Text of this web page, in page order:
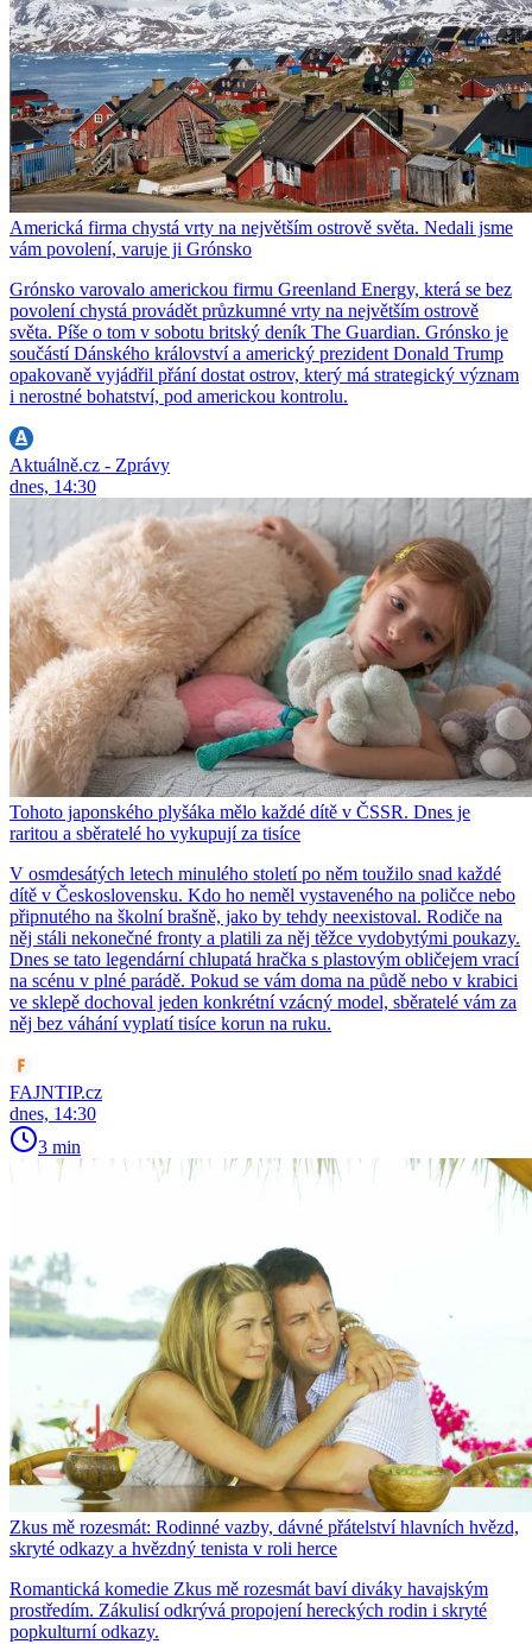
Americká firma chystá vrty na největším ostrově světa. Nedali jsme
vám povolení, varuje ji Grónsko
Grónsko varovalo americkou firmu Greenland Energy, která se bez
povolení chystá provádět průzkumné vrty na největším ostrově
světa. Píše o tom v sobotu britský deník The Guardian. Grónsko je
součástí Dánského království a americký prezident Donald Trump
opakovaně vyjádřil přání dostat ostrov, který má strategický význam
i nerostné bohatství, pod americkou kontrolu.
Aktuálně.cz - Zprávy
dnes, 14:30
Tohoto japonského plyšáka mělo každé dítě v ČSSR. Dnes je
raritou a sběratelé ho vykupují za tisíce
V osmdesátých letech minulého století po něm toužilo snad každé
dítě v Československu. Kdo ho neměl vystaveného na poličce nebo
připnutého na školní brašně, jako by tehdy neexistoval. Rodiče na
něj stáli nekonečné fronty a platili za něj těžce vydobytými poukazy.
Dnes se tato legendární chlupatá hračka s plastovým obličejem vrací
na scénu v plné parádě. Pokud se vám doma na půdě nebo v krabici
ve sklepě dochoval jeden konkrétní vzácný model, sběratelé vám za
něj bez váhání vyplatí tisíce korun na ruku.
FAJNTIP.cz
dnes, 14:30
3 min
Zkus mě rozesmát: Rodinné vazby, dávné přátelství hlavních hvězd,
skryté odkazy a hvězdný tenista v roli herce
Romantická komedie Zkus mě rozesmát baví diváky havajským
prostředím. Zákulisí odkrývá propojení hereckých rodin i skryté
popkulturní odkazy.